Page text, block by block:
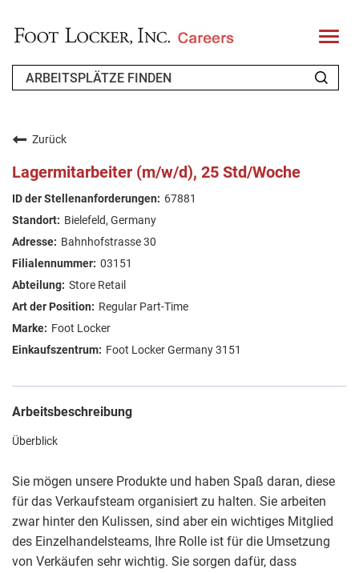
T
o
l
FAQ
ARBEIT SUCHEN
Zurück
Lagermitarbeiter (m/w/d), 25 Std/Woche
67881
Bielefeld, Germany
Bahnhofstrasse 30
03151
Store Retail
Regular Part-Time
Foot Locker
Foot Locker Germany 3151
Arbeitsbeschreibung
Überblick
Sie mögen unsere Produkte und haben Spaß daran, diese
für das Verkaufsteam organisiert zu halten. Sie arbeiten
zwar hinter den Kulissen, sind aber ein wichtiges Mitglied
des Einzelhandelsteams, Ihre Rolle ist für die Umsetzung
von Verkäufen sehr wichtig. Sie sorgen dafür, dass